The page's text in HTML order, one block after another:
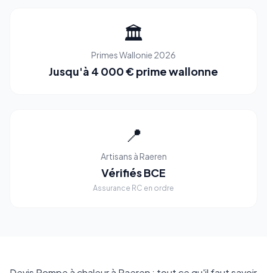
🏛️
Primes Wallonie 2026
Jusqu'à 4 000 € prime wallonne
📍
Artisans à Raeren
Vérifiés BCE
Assurance RC en ordre